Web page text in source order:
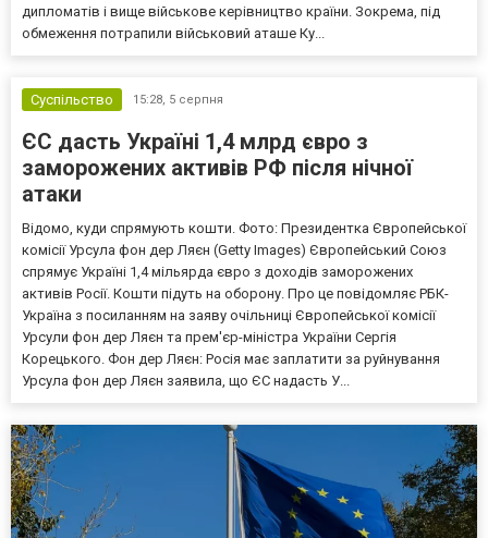
дипломатів і вище військове керівництво країни. Зокрема, під
обмеження потрапили військовий аташе Ку...
Суспільство 15:28, 5 серпня
ЄС дасть Україні 1,4 млрд євро з
заморожених активів РФ після нічної
атаки
Відомо, куди спрямують кошти. Фото: Президентка Європейської
комісії Урсула фон дер Ляєн (Getty Images) Європейський Союз
спрямує Україні 1,4 мільярда євро з доходів заморожених
активів Росії. Кошти підуть на оборону. Про це повідомляє РБК-
Україна з посиланням на заяву очільниці Європейської комісії
Урсули фон дер Ляєн та прем'єр-міністра України Сергія
Корецького. Фон дер Ляєн: Росія має заплатити за руйнування
Урсула фон дер Ляєн заявила, що ЄС надасть У...